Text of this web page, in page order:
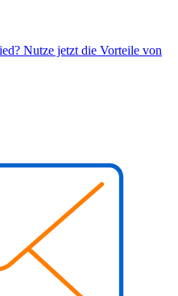
Nutze jetzt die Vorteile von